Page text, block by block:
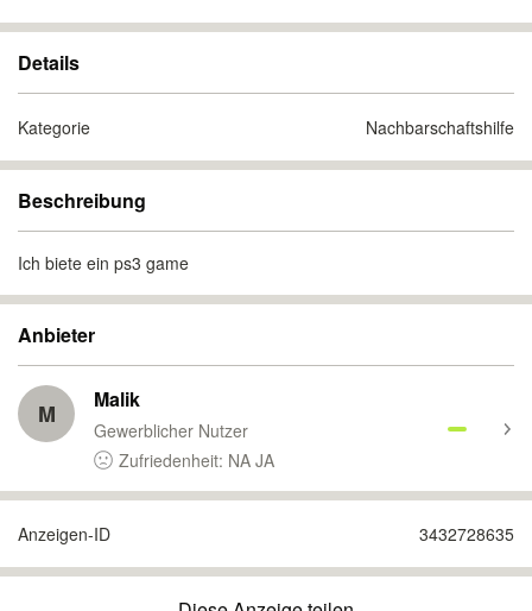
Details
Kategorie Nachbarschaftshilfe
Beschreibung
Ich biete ein ps3 game
Anbieter
M Malik
Gewerblicher Nutzer
Zufriedenheit: NA JA
Anzeigen-ID 3432728635